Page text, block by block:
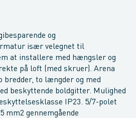
og
især velegnet til
at installere med hængsler og
på loft (med skruer). Arena
to længder og med
beskyttende boldgitter. Mulighed
IP23. 5/7-polet
mm2 gennemgående